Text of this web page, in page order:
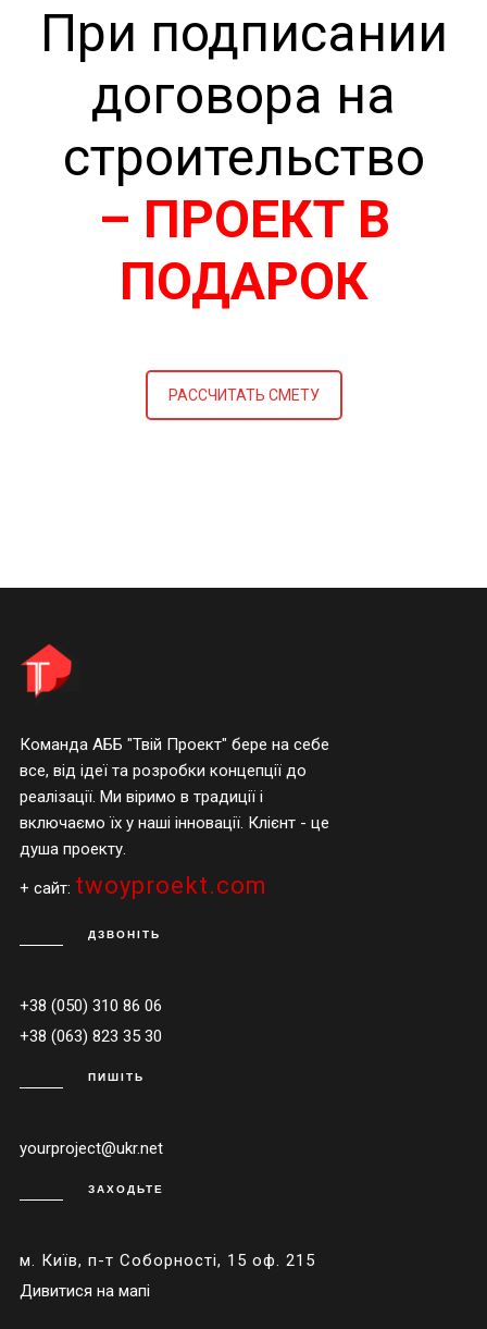
При подписании
договора на
строительство
– ПРОЕКТ В
ПОДАРОК
РАССЧИТАТЬ СМЕТУ
Команда АББ "Твій Проект" бере на себе
все, від ідеї та розробки концепції до
реалізації. Ми віримо в традиції і
включаємо їх у наші інновації. Клієнт - це
душа проекту.
+ сайт: twoyproekt.com
ДЗВОНІТЬ
+38 (050) 310 86 06
+38 (063) 823 35 30
ПИШІТЬ
yourproject@ukr.net
ЗАХОДЬТЕ
м. Київ, п-т Соборності, 15 оф. 215
Дивитися на мапі